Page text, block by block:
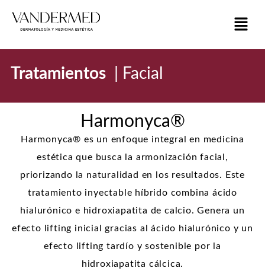
Tratamientos Facial
Harmonyca®
Harmonyca® es un enfoque integral en medicina
estética que busca la armonización facial,
priorizando la naturalidad en los resultados. Este
tratamiento inyectable híbrido combina ácido
hialurónico e hidroxiapatita de calcio. Genera un
efecto lifting inicial gracias al ácido hialurónico y un
efecto lifting tardío y sostenible por la
hidroxiapatita cálcica.